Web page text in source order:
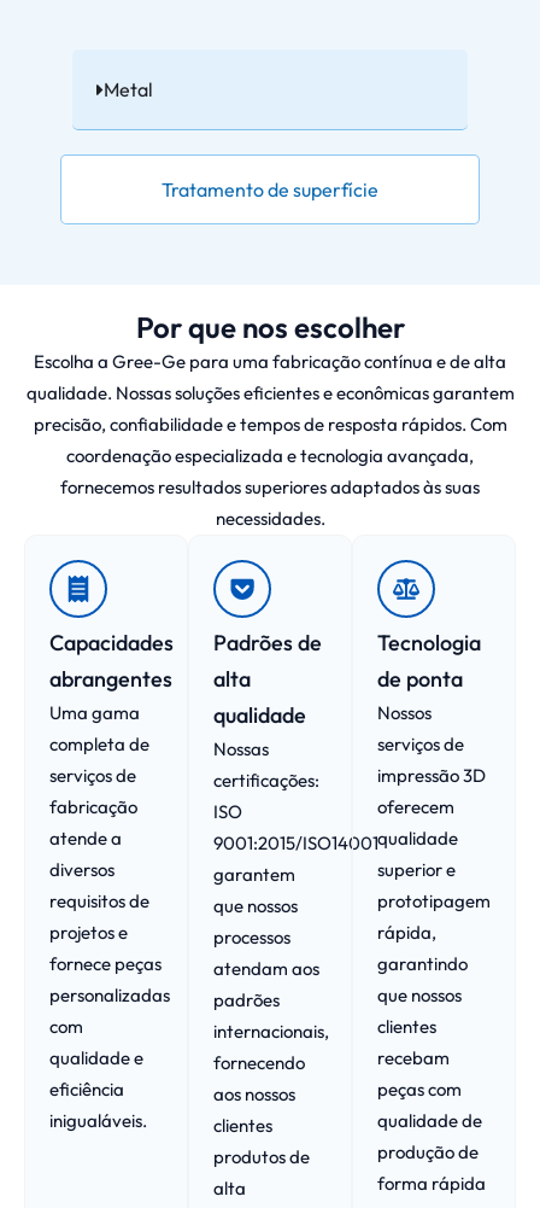
Tratamento de superfície
Metal
Por que nos escolher
Escolha a Gree-Ge para uma fabricação contínua e de alta
qualidade. Nossas soluções eficientes e econômicas garantem
precisão, confiabilidade e tempos de resposta rápidos. Com
coordenação especializada e tecnologia avançada,
fornecemos resultados superiores adaptados às suas
necessidades.
Capacidades
abrangentes
Uma gama
completa de
serviços de
fabricação
atende a
diversos
requisitos de
projetos e
fornece peças
personalizadas
com
qualidade e
eficiência
inigualáveis.
Padrões de
alta
qualidade
Nossas
certificações:
ISO
9001:2015/ISO14001
garantem
que nossos
processos
atendam aos
padrões
internacionais,
fornecendo
aos nossos
clientes
produtos de
alta
Tecnologia
de ponta
Nossos
serviços de
impressão 3D
oferecem
qualidade
superior e
prototipagem
rápida,
garantindo
que nossos
clientes
recebam
peças com
qualidade de
produção de
forma rápida